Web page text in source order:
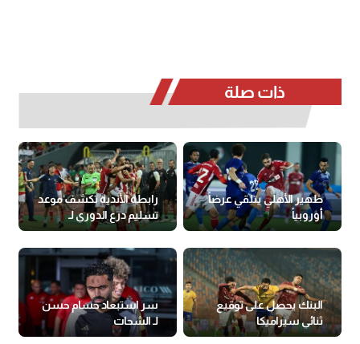
ذات صلة
ظهير الأهلي يتلقي عرضاً
أوروبياً
رابطة الأندية تكشف موعد
تسليم درع الدوري لـ
الأهلي
البنك يحصل على توقيع
ثنائي سيراميكا
سر استبعاد حسام حسن
لـ الشحات